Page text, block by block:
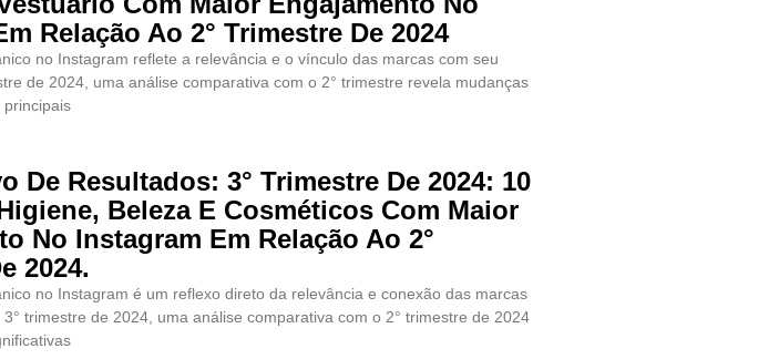
Relação Ao 2° Trimestre De 2024
no Instagram reflete a relevância e o vínculo das marcas com seu
de 2024, uma análise comparativa com o 2° trimestre revela mudanças
principais
De Resultados: 3° Trimestre De 2024: 10
Beleza E Cosméticos Com Maior
No Instagram Em Relação Ao 2°
2024.
no Instagram é um reflexo direto da relevância e conexão das marcas
trimestre de 2024, uma análise comparativa com o 2° trimestre de 2024